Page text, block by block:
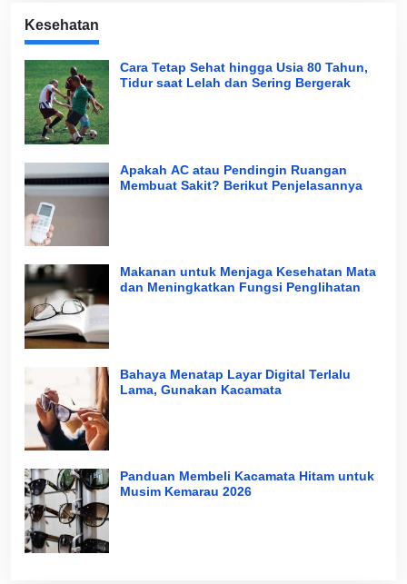
Kesehatan
Cara Tetap Sehat hingga Usia 80 Tahun,
Tidur saat Lelah dan Sering Bergerak
Apakah AC atau Pendingin Ruangan
Membuat Sakit? Berikut Penjelasannya
Makanan untuk Menjaga Kesehatan Mata
dan Meningkatkan Fungsi Penglihatan
Bahaya Menatap Layar Digital Terlalu
Lama, Gunakan Kacamata
Panduan Membeli Kacamata Hitam untuk
Musim Kemarau 2026